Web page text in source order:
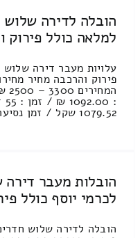
הובלה לדירה
למלאה כולל פירוק
עלויות מעבר דירה
1079.52 שקל / זמן נסיעה בין ערים 1 שעות [...]
הובלות מעבר
לכרמי יוסף כולל
הובלה לדירה שלוש